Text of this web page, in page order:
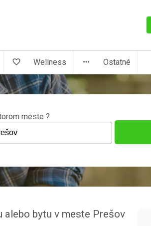
favorite_border Wellness more_horiz Ostatné
meste ?
bytu v meste Prešov